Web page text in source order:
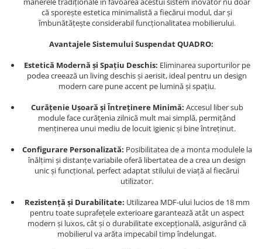
că sporește estetica minimalistă a fiecărui modul, dar și
îmbunătățește considerabil funcționalitatea mobilierului.
Avantajele Sistemului Suspendat QUADRO:
Estetică Modernă și Spațiu Deschis: Eliminarea suporturilor pe
podea creează un living deschis și aerisit, ideal pentru un design
modern care pune accent pe lumină și spațiu.
Curățenie Ușoară și Întreținere Minimă: Accesul liber sub
module face curățenia zilnică mult mai simplă, permițând
menținerea unui mediu de locuit igienic și bine întreținut.
Configurare Personalizată: Posibilitatea de a monta modulele la
înălțimi și distanțe variabile oferă libertatea de a crea un design
unic și funcțional, perfect adaptat stilului de viață al fiecărui
utilizator.
Rezistență și Durabilitate: Utilizarea MDF-ului lucios de 18 mm
pentru toate suprafețele exterioare garantează atât un aspect
modern și luxos, cât și o durabilitate excepțională, asigurând că
mobilierul va arăta impecabil timp îndelungat.